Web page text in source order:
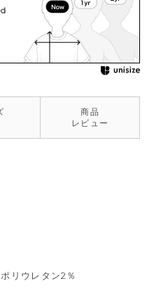
商品
レビュー
リウレタン2％